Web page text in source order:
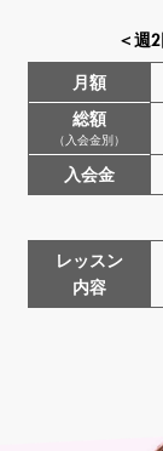
＜週
月額
総額
（入会金別）
入会金
レッスン
内容